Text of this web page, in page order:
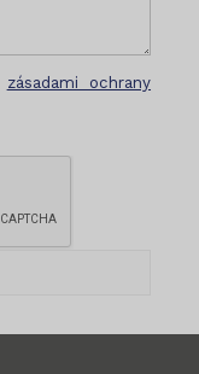
zásadami ochrany